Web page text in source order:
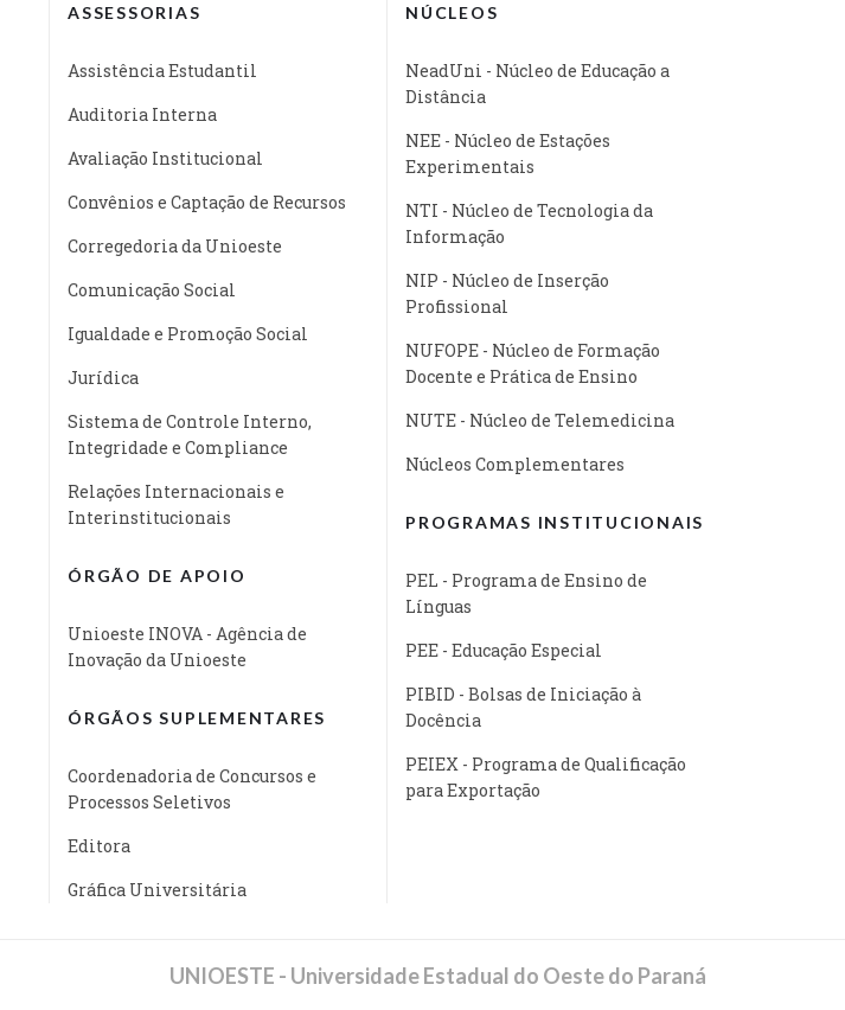
ASSESSORIAS
Assistência Estudantil
Auditoria Interna
Avaliação Institucional
Convênios e Captação de Recursos
Corregedoria da Unioeste
Comunicação Social
Igualdade e Promoção Social
Jurídica
Sistema de Controle Interno,
Integridade e Compliance
Relações Internacionais e
Interinstitucionais
ÓRGÃO DE APOIO
Unioeste INOVA - Agência de
Inovação da Unioeste
ÓRGÃOS SUPLEMENTARES
Coordenadoria de Concursos e
Processos Seletivos
Editora
Gráfica Universitária
NÚCLEOS
NeadUni - Núcleo de Educação a
Distância
NEE - Núcleo de Estações
Experimentais
NTI - Núcleo de Tecnologia da
Informação
NIP - Núcleo de Inserção
Profissional
NUFOPE - Núcleo de Formação
Docente e Prática de Ensino
NUTE - Núcleo de Telemedicina
Núcleos Complementares
PROGRAMAS INSTITUCIONAIS
PEL - Programa de Ensino de
Línguas
PEE - Educação Especial
PIBID - Bolsas de Iniciação à
Docência
PEIEX - Programa de Qualificação
para Exportação
UNIOESTE - Universidade Estadual do Oeste do Paraná